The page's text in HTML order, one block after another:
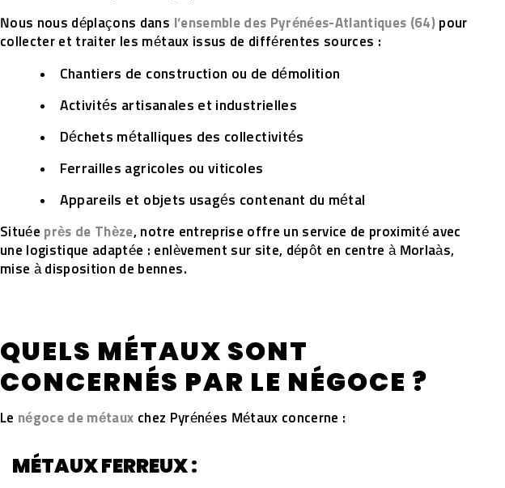
Nous nous déplaçons dans l’ensemble des Pyrénées-Atlantiques (64) pour
collecter et traiter les métaux issus de différentes sources :
Chantiers de construction ou de démolition
Activités artisanales et industrielles
Déchets métalliques des collectivités
Ferrailles agricoles ou viticoles
Appareils et objets usagés contenant du métal
Située près de Thèze, notre entreprise offre un service de proximité avec
une logistique adaptée : enlèvement sur site, dépôt en centre à Morlaàs,
mise à disposition de bennes.
QUELS MÉTAUX SONT
CONCERNÉS PAR LE NÉGOCE ?
Le négoce de métaux chez Pyrénées Métaux concerne :
MÉTAUX FERREUX :